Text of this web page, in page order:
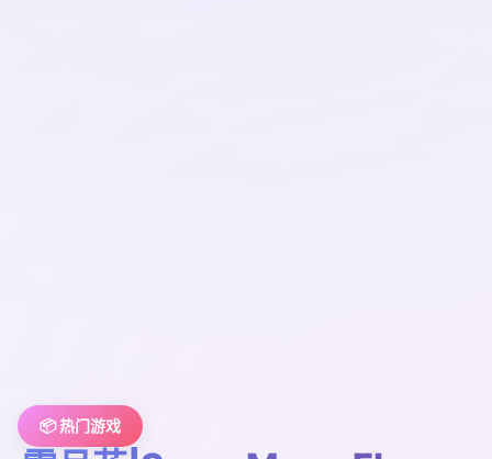
📦 热门游戏